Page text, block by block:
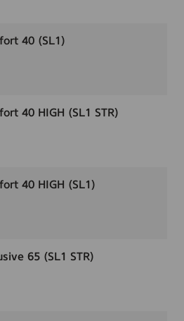
40 (SL1)
40 HIGH (SL1 STR)
40 HIGH (SL1)
65 (SL1 STR)